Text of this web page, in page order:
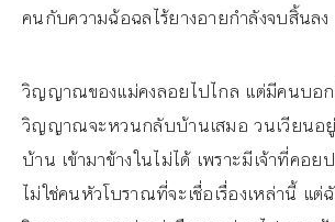
คนกับความฉ้อฉลไร้ยางอายกำลังจบสิ้นลง
วิญญาณของแม่คงลอยไปไกล แต่มีคนบอก
วิญญาณจะหวนกลับบ้านเสมอ วนเวียนอ
บ้าน เข้ามาข้างในไม่ได้ เพราะมีเจ้าที่คอ
ไม่ใช่คนหัวโบราณที่จะเชื่อเรื่องเหล่านี้ แ